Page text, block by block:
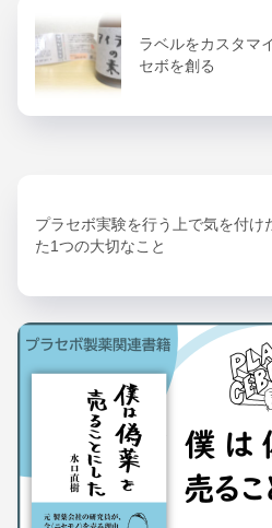
ラベルをカスタマ
セボを創る
プラセボ実験を行う上で気を付け
た1つの大切なこと